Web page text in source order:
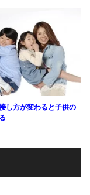
し方が変わると子供の